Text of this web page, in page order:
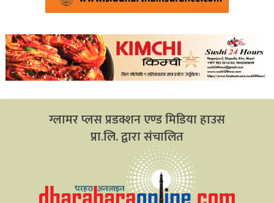
ग्लामर प्लस प्रडक्शन एण्ड मिडिया हाउस
प्रा.लि. द्वारा संचालित